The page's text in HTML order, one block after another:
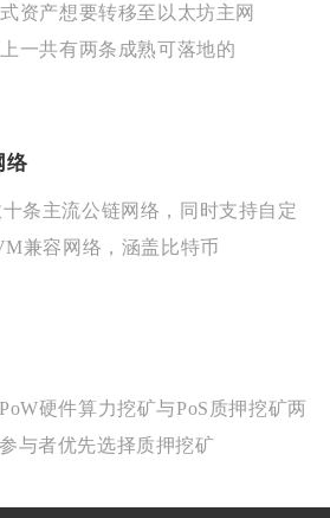
资产想要转移至以太坊主网
一共有两条成熟可落地的
络
条主流公链网络，同时支持自定
兼容网络，涵盖比特币
硬件算力挖矿与PoS质押挖矿两
与者优先选择质押挖矿